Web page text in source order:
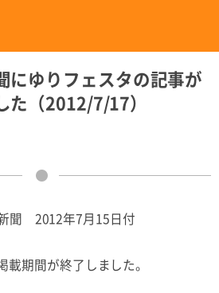
にゆりフェスタの記事が
た（2012/7/17）
聞 2012年7月15日付
載期間が終了しました。